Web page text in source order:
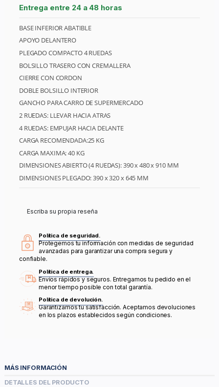
Entrega entre 24 a 48 horas
BASE INFERIOR ABATIBLE
APOYO DELANTERO
PLEGADO COMPACTO 4 RUEDAS
BOLSILLO TRASERO CON CREMALLERA
CIERRE CON CORDON
DOBLE BOLSILLO INTERIOR
GANCHO PARA CARRO DE SUPERMERCADO
2 RUEDAS: LLEVAR HACIA ATRAS
4 RUEDAS: EMPUJAR HACIA DELANTE
CARGA RECOMENDADA:25 KG
CARGA MAXIMA: 40 KG
DIMENSIONES ABIERTO (4 RUEDAS): 390 x 480 x 910 MM
DIMENSIONES PLEGADO: 390 x 320 x 645 MM
Escriba su propia reseña
Política de seguridad.
Protegemos tu información con medidas de seguridad
avanzadas para garantizar una compra segura y
confiable.
Política de entrega.
Envíos rápidos y seguros. Entregamos tu pedido en el
menor tiempo posible con total garantía.
Política de devolución.
Garantizamos tu satisfacción. Aceptamos devoluciones
en los plazos establecidos según condiciones.
MÁS INFORMACIÓN
DETALLES DEL PRODUCTO